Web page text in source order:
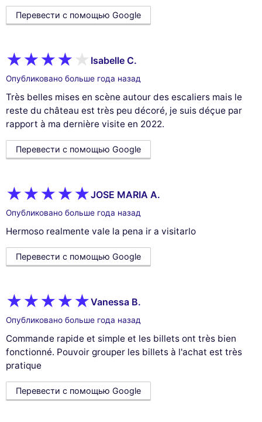
Перевести с помощью Google
Isabelle C.
Опубликовано больше года назад
Très belles mises en scène autour des escaliers mais le
reste du château est très peu décoré, je suis déçue par
rapport à ma dernière visite en 2022.
Перевести с помощью Google
JOSE MARIA A.
Опубликовано больше года назад
Hermoso realmente vale la pena ir a visitarlo
Перевести с помощью Google
Vanessa B.
Опубликовано больше года назад
Commande rapide et simple et les billets ont très bien
fonctionné. Pouvoir grouper les billets à l'achat est très
pratique
Перевести с помощью Google